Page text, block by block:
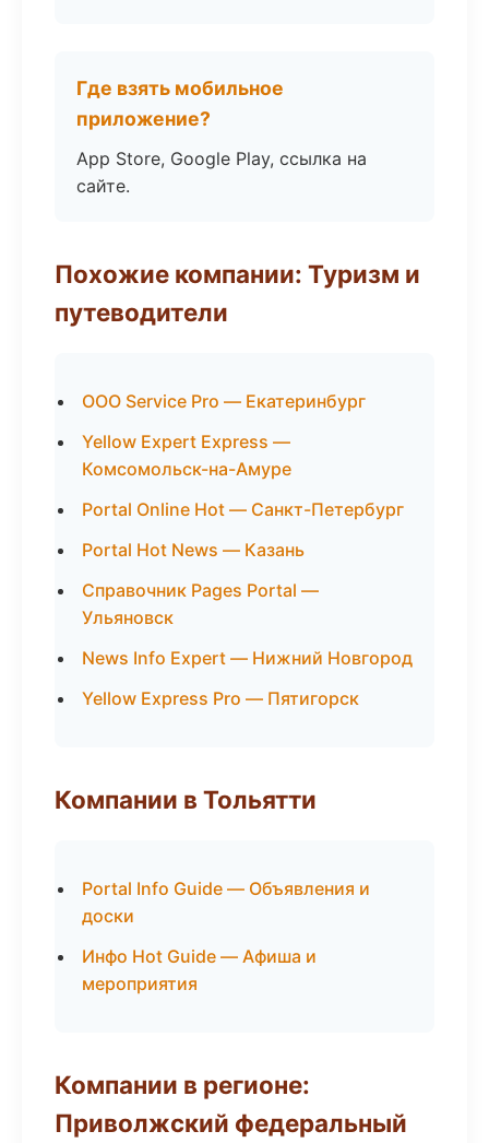
Где взять мобильное
приложение?
App Store, Google Play, ссылка на
сайте.
Похожие компании: Туризм и
путеводители
ООО Service Pro — Екатеринбург
Yellow Expert Express —
Комсомольск-на-Амуре
Portal Online Hot — Санкт-Петербург
Portal Hot News — Казань
Справочник Pages Portal —
Ульяновск
News Info Expert — Нижний Новгород
Yellow Express Pro — Пятигорск
Компании в Тольятти
Portal Info Guide — Объявления и
доски
Инфо Hot Guide — Афиша и
мероприятия
Компании в регионе:
Приволжский федеральный